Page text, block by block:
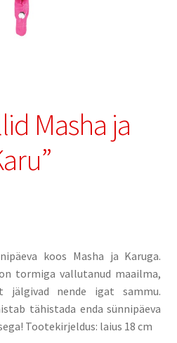
Masha ja
koos Masha ja Karuga.
tormiga vallutanud maailma,
jälgivad nende igat sammu.
tähistada enda sünnipäeva
Tootekirjeldus: laius 18 cm